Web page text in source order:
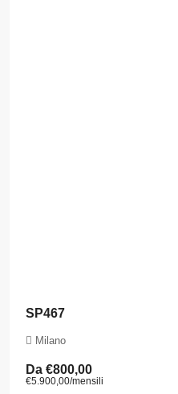
SP467
Milano
Da €800,00
€5.900,00/mensili